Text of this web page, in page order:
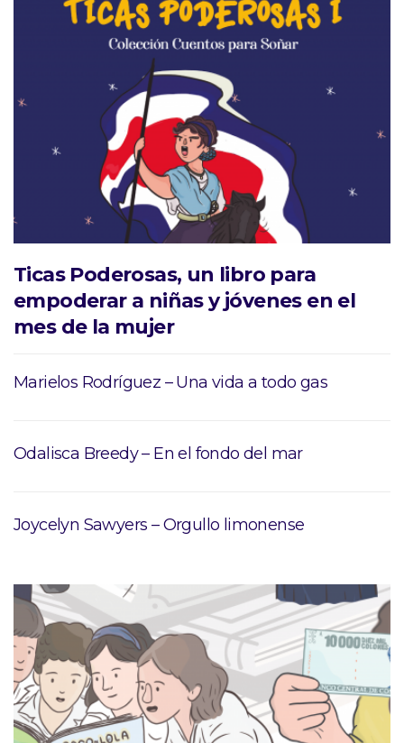
Ticas Poderosas, un libro para
empoderar a niñas y jóvenes en el
mes de la mujer
Marielos Rodríguez – Una vida a todo gas
Odalisca Breedy – En el fondo del mar
Joycelyn Sawyers – Orgullo limonense